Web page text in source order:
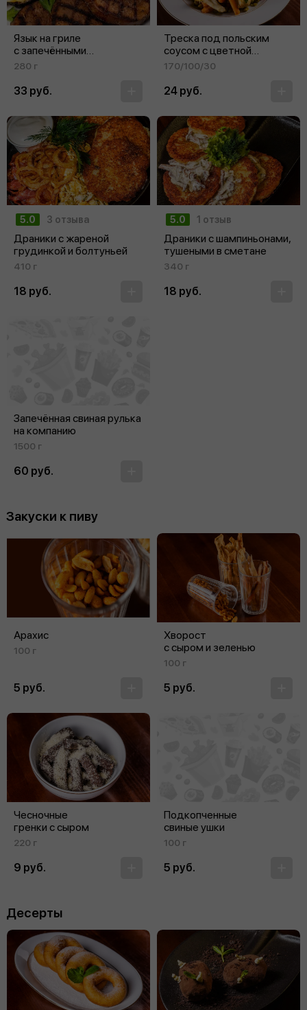
Язык на гриле
с запечёнными
баклажанами
280 г
33 руб.
Треска под польским
соусом с цветной
капустой и морковью
170/100/30
24 руб.
5.0 3 отзыва
Драники с жареной
грудинкой и болтуньей
410 г
18 руб.
5.0 1 отзыв
Драники с шампиньонами,
тушеными в сметане
340 г
18 руб.
Запечённая свиная рулька
на компанию
1500 г
60 руб.
Закуски к пиву
Арахис
100 г
5 руб.
Хворост
с сыром и зеленью
100 г
5 руб.
Чесночные
гренки с сыром
220 г
9 руб.
Подкопченные
свиные ушки
100 г
5 руб.
Десерты